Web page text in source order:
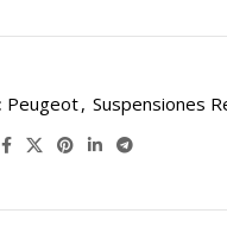
Peugeot, Suspensiones